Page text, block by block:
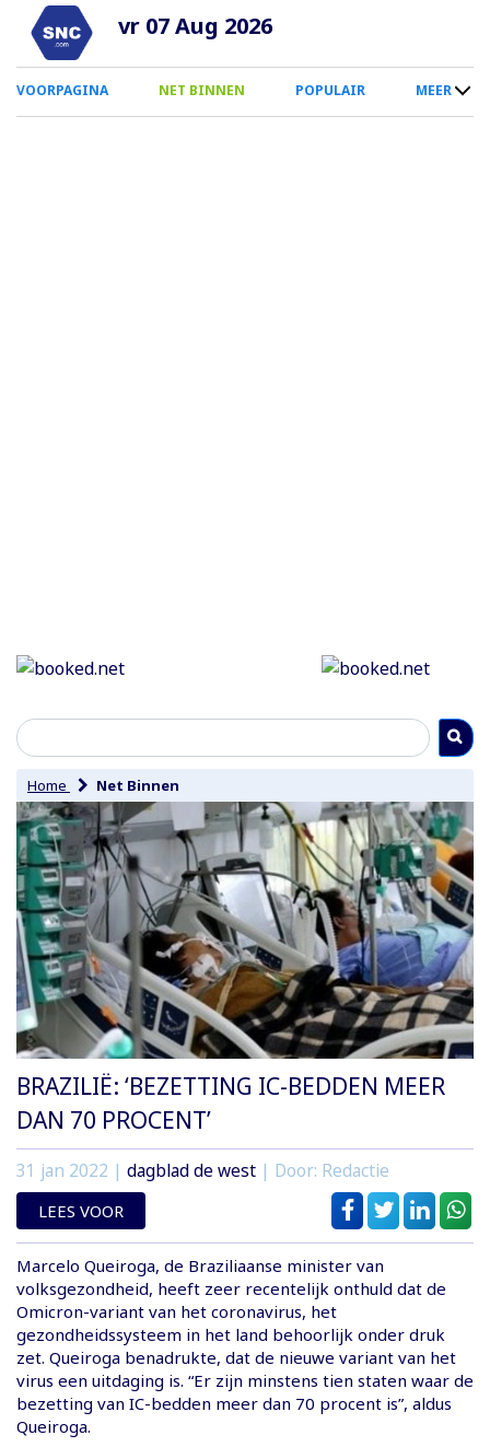
Overslaan
naar
inhoud
vr 07 Aug 2026
0
Smartphone
VOORPAGINA NET BINNEN POPULAIR MEER
Home Net Binnen
BRAZILIË: ‘BEZETTING IC-BEDDEN MEER
DAN 70 PROCENT’
31 jan 2022 | dagblad de west | Door: Redactie
LEES VOOR
Marcelo Queiroga, de Braziliaanse minister van
volksgezondheid, heeft zeer recentelijk onthuld dat de
Omicron-variant van het coronavirus, het
gezondheidssysteem in het land behoorlijk onder druk
zet. Queiroga benadrukte, dat de nieuwe variant van het
virus een uitdaging is. “Er zijn minstens tien staten waar de
bezetting van IC-bedden meer dan 70 procent is”, aldus
Queiroga.